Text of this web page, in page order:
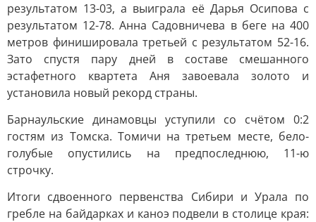
результатом 13-03, а выиграла её Дарья Осипова с
результатом 12-78. Анна Садовничева в беге на 400
метров финишировала третьей с результатом 52-16.
Зато спустя пару дней в составе смешанного
эстафетного квартета Аня завоевала золото и
установила новый рекорд страны.
Барнаульские динамовцы уступили со счётом 0:2
гостям из Томска. Томичи на третьем месте, бело-
голубые опустились на предпоследнюю, 11-ю
строчку.
Итоги сдвоенного первенства Сибири и Урала по
гребле на байдарках и каноэ подвели в столице края: